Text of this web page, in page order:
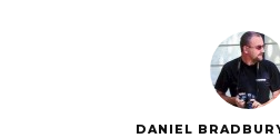
DANIEL